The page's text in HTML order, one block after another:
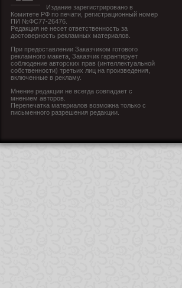
Издание зарегистрировано в
Комитете РФ по печати, регистрационный номер
ПИ №ФС77-26476.
Редакция не несет ответственность за
достоверность рекламных материалов.
При предоставлении Заказчиком готового
рекламного макета, Заказчик гарантирует
соблюдение авторских прав (интеллектуальной
собственности) третьих лиц на произведения,
включенные в рекламу.
Мнение редакции не всегда совпадает с
мнением авторов.
Перепечатка материалов возможна только с
письменного разрешения редакции.